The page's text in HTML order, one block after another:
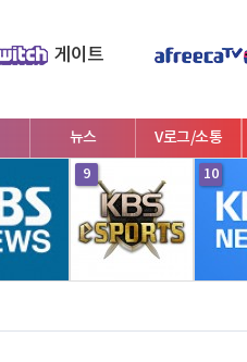
게이트
뉴스 V로그/소통
9 10